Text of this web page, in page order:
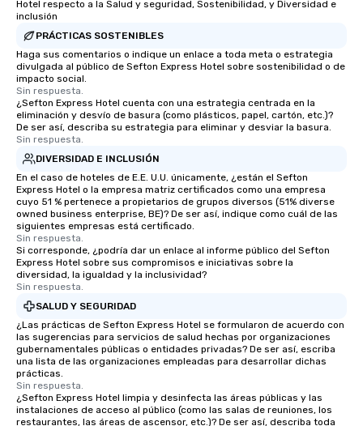
Illusionist Matias Letelier—renowned
for his charisma, professionalism, and
style—our workshops combine tricks
with actionable insights that resonate
long after the applause. Whether
you're looking to reenergize your
team, celebrate milestones, or simply
offer something unique, Fun Corporate
Magic delivers with charm, elegance,
customized to your goals, your team
will walk away inspired, unified, and
ready to create their own magic in the
workplace. *** Let's create Magic
Together! *** Contact us now to learn
more about our program and prices.
Hotel respecto a la Salud y seguridad, Sostenibilidad, y Diversidad e
inclusión
PRÁCTICAS SOSTENIBLES
Haga sus comentarios o indique un enlace a toda meta o estrategia
divulgada al público de Sefton Express Hotel sobre sostenibilidad o de
impacto social.
Sin respuesta.
¿Sefton Express Hotel cuenta con una estrategia centrada en la
eliminación y desvío de basura (como plásticos, papel, cartón, etc.)?
De ser así, describa su estrategia para eliminar y desviar la basura.
Sin respuesta.
DIVERSIDAD E INCLUSIÓN
En el caso de hoteles de E.E. U.U. únicamente, ¿están el Sefton
Express Hotel o la empresa matriz certificados como una empresa
cuyo 51 % pertenece a propietarios de grupos diversos (51% diverse
owned business enterprise, BE)? De ser así, indique como cuál de las
siguientes empresas está certificado.
Sin respuesta.
Si corresponde, ¿podría dar un enlace al informe público del Sefton
Express Hotel sobre sus compromisos e iniciativas sobre la
diversidad, la igualdad y la inclusividad?
Sin respuesta.
SALUD Y SEGURIDAD
¿Las prácticas de Sefton Express Hotel se formularon de acuerdo con
las sugerencias para servicios de salud hechas por organizaciones
gubernamentales públicas o entidades privadas? De ser así, escriba
una lista de las organizaciones empleadas para desarrollar dichas
prácticas.
Sin respuesta.
¿Sefton Express Hotel limpia y desinfecta las áreas públicas y las
instalaciones de acceso al público (como las salas de reuniones, los
restaurantes, las áreas de ascensor, etc.)? De ser así, describa toda